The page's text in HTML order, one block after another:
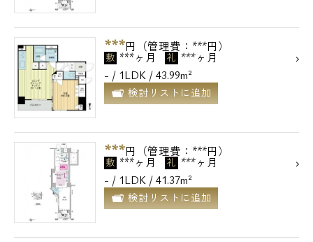
***円（管理費：***円）
敷 ***ヶ月 礼 ***ヶ月
- / 1LDK / 43.99m²
検討リストに追加
***円（管理費：***円）
敷 ***ヶ月 礼 ***ヶ月
- / 1LDK / 41.37m²
検討リストに追加